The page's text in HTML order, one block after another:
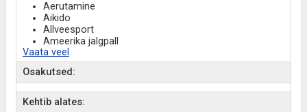
Aerutamine
Aikido
Allveesport
Ameerika jalgpall
Vaata veel
Osakutsed:
Kehtib alates: